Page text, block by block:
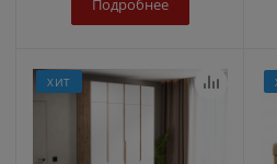
Подробнее
ХИТ